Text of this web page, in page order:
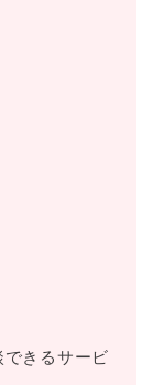
きるサービ